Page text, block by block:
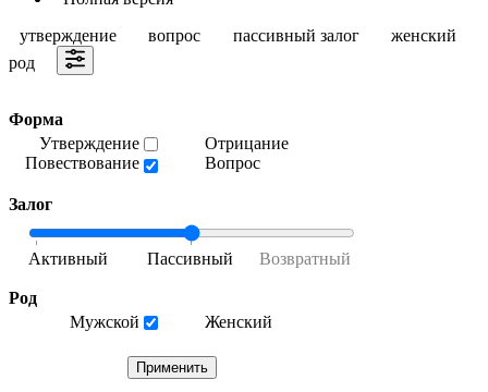
утверждение
вопрос пассивный залог
женский
род
Форма
Утверждение
Повествование
Отрицание
Вопрос
Залог
Род
Мужской
Женский